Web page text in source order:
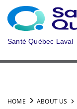
Skip to main content
Santé Québec Laval
HOME ABOUT US